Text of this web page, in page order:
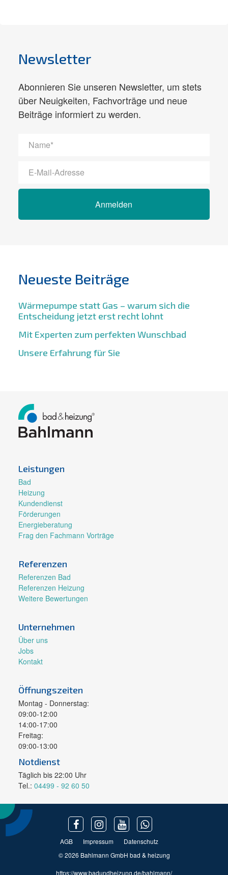
Newsletter
Abonnieren Sie unseren Newsletter, um stets
über Neuigkeiten, Fachvorträge und neue
Beiträge informiert zu werden.
Anmelden
Neueste Beiträge
Wärmepumpe statt Gas – warum sich die
Entscheidung jetzt erst recht lohnt
Mit Experten zum perfekten Wunschbad
Unsere Erfahrung für Sie
Leistungen
Bad
Heizung
Kundendienst
Förderungen
Energieberatung
Frag den Fachmann Vorträge
Referenzen
Referenzen Bad
Referenzen Heizung
Weitere Bewertungen
Unternehmen
Über uns
Jobs
Kontakt
Öffnungszeiten
Montag - Donnerstag:
09:00-12:00
14:00-17:00
Freitag:
09:00-13:00
Notdienst
Täglich bis 22:00 Uhr
Tel.: 04499 - 92 60 50
AGB Impressum
Datenschutz
© 2026 Bahlmann GmbH bad & heizung
https://www.badundheizung.de/bahlmann/